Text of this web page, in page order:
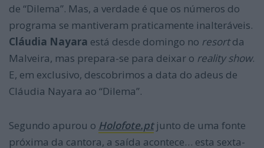
de “Dilema”. Mas, a verdade é que os números do
programa se mantiveram praticamente inalteráveis.
Cláudia Nayara está desde domingo no resortda
Malveira, mas prepara-se para deixar o reality show.
E, em exclusivo, descobrimos a data do adeus de
Cláudia Nayara ao “Dilema”.
Segundo apurou o Holofote.ptjunto de uma fonte
próxima da cantora, a saída acontece… esta sexta-